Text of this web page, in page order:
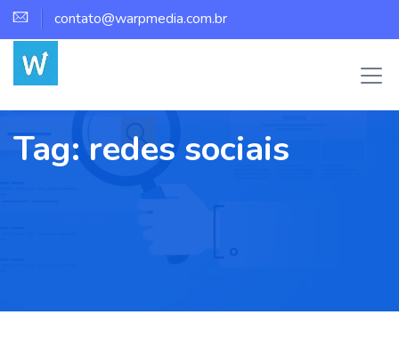
contato@warpmedia.com.br
Tag:redes sociais